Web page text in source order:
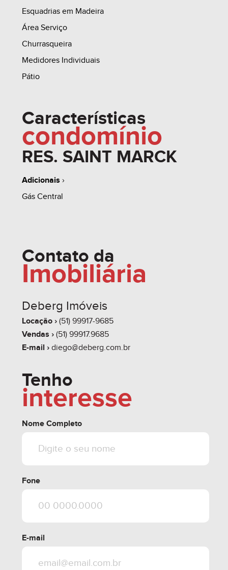
share
Esquadrias em Madeira
Área Serviço
Churrasqueira
Medidores Individuais
Pátio
Características
condomínio
RES. SAINT MARCK
Adicionais ›
Gás Central
Contato da
Imobiliária
Deberg Imóveis
Locação › (51) 99917-9685
Vendas › (51) 99917.9685
E-mail › diego@deberg.com.br
Tenho
interesse
Nome Completo
Fone
E-mail